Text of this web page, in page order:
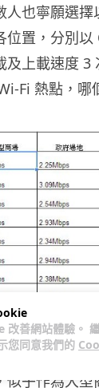
改善網站體驗。
您同意我們的
人也寧願選擇
位置，分別以
及上載速度 3
Fi 熱點，哪
較快
似乎作為大